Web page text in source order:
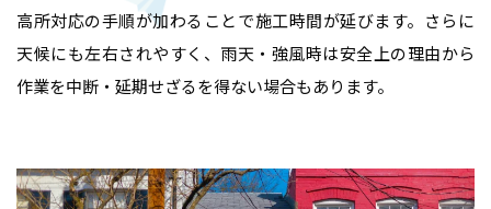
高所対応の手順が加わることで施工時間が延びます。さらに
天候にも左右されやすく、雨天・強風時は安全上の理由から
作業を中断・延期せざるを得ない場合もあります。